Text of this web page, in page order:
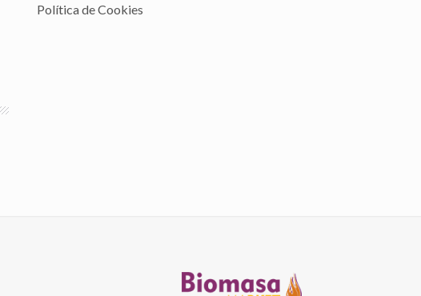
Política de Cookies